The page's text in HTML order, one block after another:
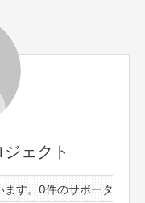
ェクト
す。0件のサポーターと9
お忘れの場合は店
こしてしまう恐れ
で、購入者様以外
ます。SNS等で使
でご了承ください。
への投稿はご遠慮